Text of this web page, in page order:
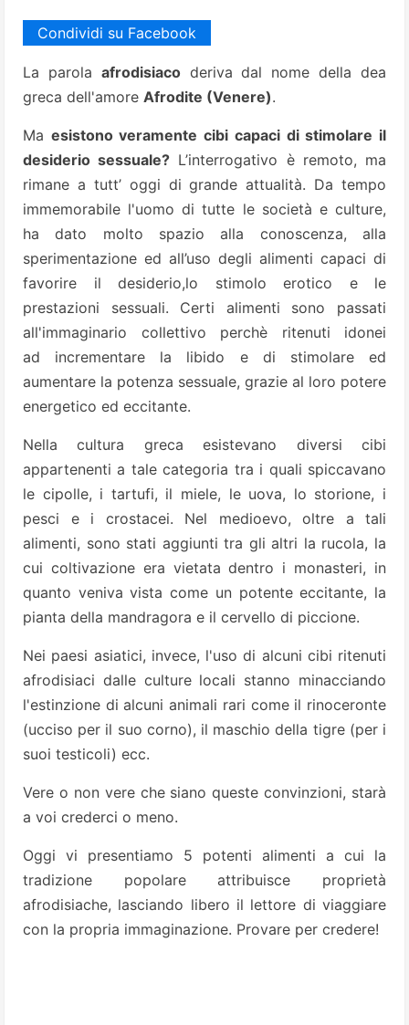
Condividi su Facebook
La parola afrodisiacoderiva dal nome della dea
greca dell'amore Afrodite (Venere).
Ma esistono veramente cibi capaci di stimolare il
desiderio sessuale? L’interrogativo è remoto, ma
rimane a tutt’ oggi di grande attualità. Da tempo
immemorabile l'uomo di tutte le società e culture,
ha dato molto spazio alla conoscenza, alla
sperimentazione ed all’uso degli alimenti capaci di
favorire il desiderio,lo stimolo erotico e le
prestazioni sessuali. Certi alimenti sono passati
all'immaginario collettivo perchè ritenuti idonei
ad incrementare la libido e di stimolare ed
aumentare la potenza sessuale, grazie al loro potere
energetico ed eccitante.
Nella cultura greca esistevano diversi cibi
appartenenti a tale categoria tra i quali spiccavano
le cipolle, i tartufi, il miele, le uova, lo storione, i
pesci e i crostacei. Nel medioevo, oltre a tali
alimenti, sono stati aggiunti tra gli altri la rucola, la
cui coltivazione era vietata dentro i monasteri, in
quanto veniva vista come un potente eccitante, la
pianta della mandragora e il cervello di piccione.
Nei paesi asiatici, invece, l'uso di alcuni cibi ritenuti
afrodisiaci dalle culture locali stanno minacciando
l'estinzione di alcuni animali rari come il rinoceronte
(ucciso per il suo corno), il maschio della tigre (per i
suoi testicoli) ecc.
Vere o non vere che siano queste convinzioni, starà
a voi crederci o meno.
Oggi vi presentiamo 5 potenti alimenti a cui la
tradizione popolare attribuisce proprietà
afrodisiache, lasciando libero il lettore di viaggiare
con la propria immaginazione. Provare per credere!